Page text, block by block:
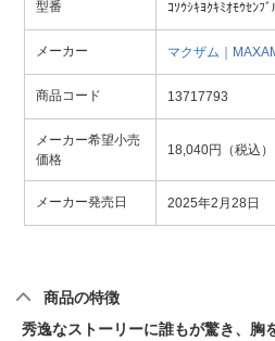
型番 ｺｿｳｼｷﾖｸｷﾐｵﾓｳｾﾝﾌﾞ
メーカー マクザム｜
商品コード 13717793
メーカー希望小売
価格
18,040円（税込）
メーカー発売日 2025年2月28日
商品の特徴
秀逸なストーリーに誰もが驚き、胸